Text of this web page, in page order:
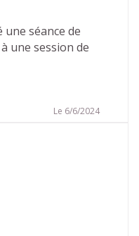
séance de
une session de
Le 6/6/2024